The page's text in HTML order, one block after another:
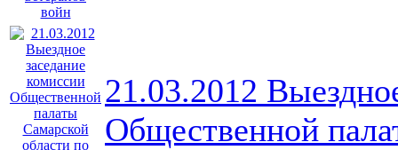
21.03.2012
Общественной